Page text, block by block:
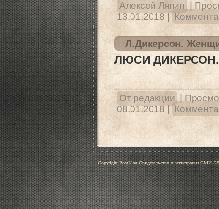
Алексей Ляпин |
13.01.2018 |
Л.Дикерсон.
ЛЮСИ
От редакции |
08.01.2018 |
Copyright PostKlau Свидетельство о регистрации СМИ